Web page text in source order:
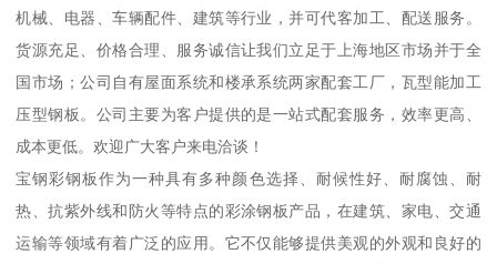
机械、电器、车辆配件、建筑等行业，并可代客加工、配送服务。
货源充足、价格合理、服务诚信让我们立足于上海地区市场并于全
国市场；公司自有屋面系统和楼承系统两家配套工厂，瓦型能加工
压型钢板。公司主要为客户提供的是一站式配套服务，效率更高、
成本更低。欢迎广大客户来电洽谈！
宝钢彩钢板作为一种具有多种颜色选择、耐候性好、耐腐蚀、耐
热、抗紫外线和防火等特点的彩涂钢板产品，在建筑、家电、交通
运输等领域有着广泛的应用。它不仅能够提供美观的外观和良好的